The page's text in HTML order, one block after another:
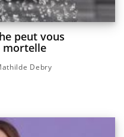
peut vous
mortelle
Debry